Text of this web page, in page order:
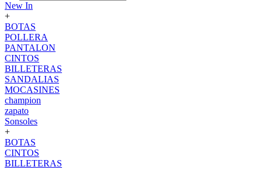
New In
+
BOTAS
POLLERA
PANTALON
CINTOS
BILLETERAS
SANDALIAS
MOCASINES
champion
zapato
Sonsoles
+
BOTAS
CINTOS
BILLETERAS